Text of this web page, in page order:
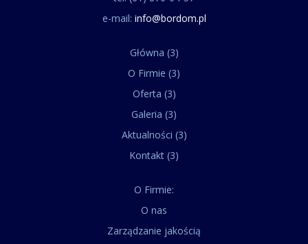
e-mail: info@bordom.pl
Główna (3)
O Firmie (3)
Oferta (3)
Galeria (3)
Aktualności (3)
Kontakt (3)
O Firmie:
O nas
Zarządzanie jakością